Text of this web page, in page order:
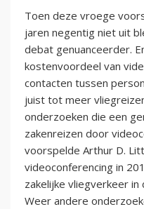
Toen deze vroege
jaren negentig niet uit
debat genuanceerder.
kostenvoordeel van
contacten tussen
juist tot meer
onderzoeken die een
zakenreizen door
voorspelde Arthur D.
videoconferencing in
zakelijke vliegverkeer in
Weer andere